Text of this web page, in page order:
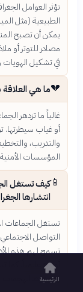
تؤثر العوامل
الطبيعية (مثل
يمكن أن تصبح
مصادر للتوتر أو
في تشكيل الهويات
💔ما هي
غالباً ما تزدهر
أو غياب سيطرتها.
والتدريب،
المؤسسات
📱كيف تستغل
انتشارها
تستغل الجماعات
التواصل
تسمح لهم هذه
أوسع عالمياً. كما
وتخطيط الهجمات
الرئيسية